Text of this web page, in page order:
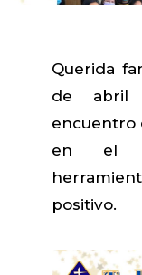
Querida
de abril
encuentro
en el
positivo.